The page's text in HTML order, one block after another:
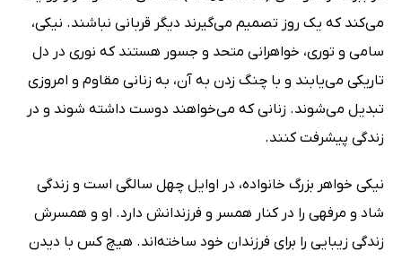
می‌کند که یک روز تصمیم می‌گیرند دیگر قربانی نباشند. نیکی،
سامی و توری، خواهرانی متحد و جسور هستند که نوری در دل
تاریکی می‌یابند و با چنگ زدن به آن، به زنانی مقاوم و امروزی
تبدیل می‌شوند. زنانی که می‌خواهند دوست داشته شوند و در
زندگی پیشرفت کنند.
نیکی خواهر بزرگ خانواده، در اوایل چهل سالگی است و زندگی
شاد و مرفهی را در کنار همسر و فرزندانش دارد. او و همسرش
زندگی زیبایی را برای فرزندان خود ساخته‌اند. هیچ کس با دیدن